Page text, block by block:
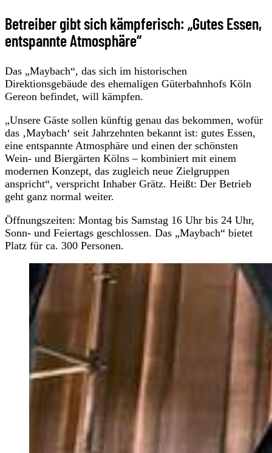
Betreiber gibt sich kämpferisch: „Gutes Essen,
entspannte Atmosphäre“
Das „Maybach“, das sich im historischen
Direktionsgebäude des ehemaligen Güterbahnhofs Köln
Gereon befindet, will kämpfen.
„Unsere Gäste sollen künftig genau das bekommen, wofür
das ‚Maybach‘ seit Jahrzehnten bekannt ist: gutes Essen,
eine entspannte Atmosphäre und einen der schönsten
Wein- und Biergärten Kölns – kombiniert mit einem
modernen Konzept, das zugleich neue Zielgruppen
anspricht“, verspricht Inhaber Grätz. Heißt: Der Betrieb
geht ganz normal weiter.
Öffnungszeiten: Montag bis Samstag 16 Uhr bis 24 Uhr,
Sonn- und Feiertags geschlossen. Das „Maybach“ bietet
Platz für ca. 300 Personen.